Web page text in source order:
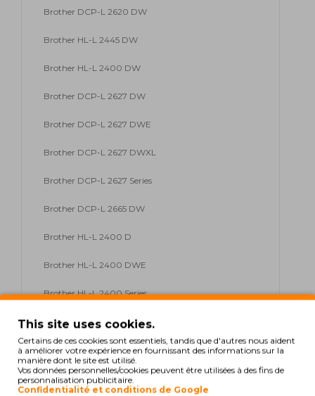
Brother DCP-L 2620 DW
Brother HL-L 2445 DW
Brother HL-L 2400 DW
Brother DCP-L 2627 DW
Brother DCP-L 2627 DWE
Brother DCP-L 2627 DWXL
Brother DCP-L 2627 Series
Brother DCP-L 2665 DW
Brother HL-L 2400 D
Brother HL-L 2400 DWE
Brother HL-L 2400 Series
Brother HL-L 2405 W
Brother HL-L 2440 DWE
Brother HL-L 2447 DW
This site uses cookies.
Certains de ces cookies sont essentiels, tandis que d'autres nous aident
à améliorer votre expérience en fournissant des informations sur la
manière dont le site est utilisé.
Vos données personnelles/cookies peuvent être utilisées à des fins de
personnalisation publicitaire.
Confidentialité et conditions de Google